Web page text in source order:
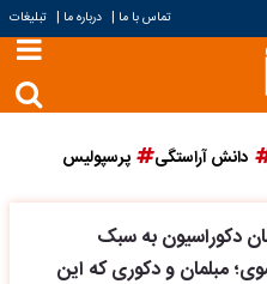
تماس با ما | درباره ما | تبلیغات
دانش آراستگی پرسپولیس
دکوراسیون به سبک
مبلمان و دکوری که این